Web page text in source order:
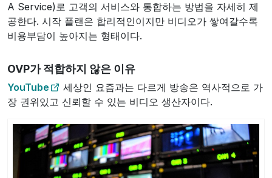
A Service)로 고객의 서비스와 통합하는 방법을 자세히 제
공한다. 시작 플랜은 합리적인이지만 비디오가 쌓여갈수록
비용부담이 높아지는 형태이다.
OVP가 적합하지 않은 이유
YouTube
세상인 요즘과는 다르게 방송은 역사적으로 가
장 권위있고 신뢰할 수 있는 비디오 생산자이다.